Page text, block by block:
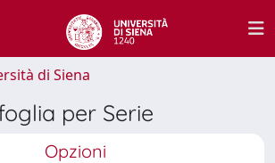
di Siena
per Serie
Opzioni